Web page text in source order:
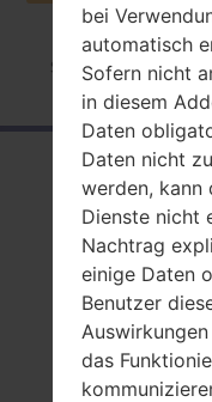
Startseite →Serie
SC-
bei
automatisch
Sofern nicht
in diesem
Daten
Daten nicht
werden, kann
Dienste nicht
Nachtrag
einige Daten
Benutzer
das